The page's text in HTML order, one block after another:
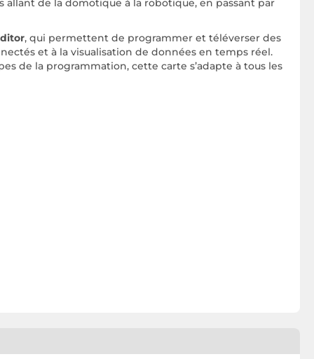
de la domotique à la robotique, en passant par
, qui permettent de programmer et téléverser des
et à la visualisation de données en temps réel.
de la programmation, cette carte s’adapte à tous les